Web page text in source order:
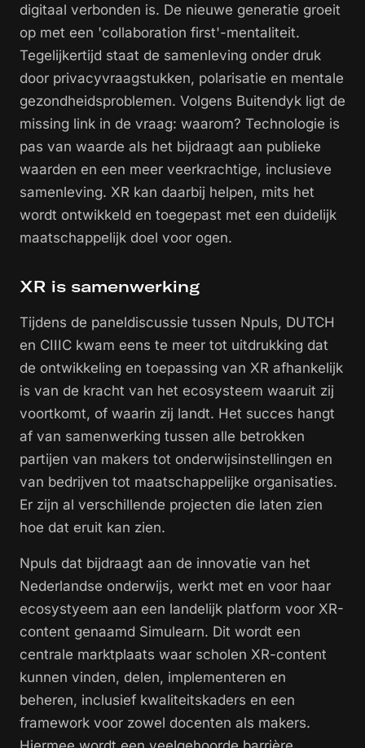
digitaal verbonden is. De nieuwe generatie groeit
op met een 'collaboration first'-mentaliteit.
Tegelijkertijd staat de samenleving onder druk
door privacyvraagstukken, polarisatie en mentale
gezondheidsproblemen. Volgens Buitendyk ligt de
missing link in de vraag: waarom? Technologie is
pas van waarde als het bijdraagt aan publieke
waarden en een meer veerkrachtige, inclusieve
samenleving. XR kan daarbij helpen, mits het
wordt ontwikkeld en toegepast met een duidelijk
maatschappelijk doel voor ogen.
XR is samenwerking
Tijdens de paneldiscussie tussen Npuls, DUTCH
en CIIIC kwam eens te meer tot uitdrukking dat
de ontwikkeling en toepassing van XR afhankelijk
is van de kracht van het ecosysteem waaruit zij
voortkomt, of waarin zij landt. Het succes hangt
af van samenwerking tussen alle betrokken
partijen van makers tot onderwijsinstellingen en
van bedrijven tot maatschappelijke organisaties.
Er zijn al verschillende projecten die laten zien
hoe dat eruit kan zien.
Npuls dat bijdraagt aan de innovatie van het
Nederlandse onderwijs, werkt met en voor haar
ecosystyeem aan een landelijk platform voor XR-
content genaamd Simulearn. Dit wordt een
centrale marktplaats waar scholen XR-content
kunnen vinden, delen, implementeren en
beheren, inclusief kwaliteitskaders en een
framework voor zowel docenten als makers.